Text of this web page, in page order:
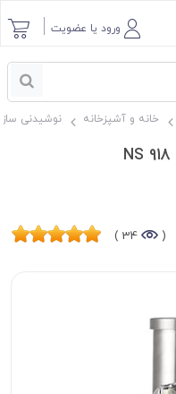
ورود یا عضویت
خانه و آشپزخانه نوشیدنی ساز
(
34 )